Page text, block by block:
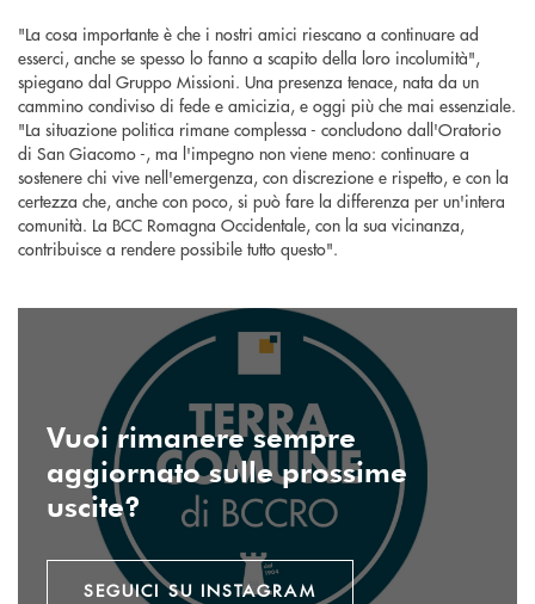
"La cosa importante è che i nostri amici riescano a continuare ad
esserci, anche se spesso lo fanno a scapito della loro incolumità",
spiegano dal Gruppo Missioni. Una presenza tenace, nata da un
cammino condiviso di fede e amicizia, e oggi più che mai essenziale.
"La situazione politica rimane complessa - concludono dall'Oratorio
di San Giacomo -, ma l'impegno non viene meno: continuare a
sostenere chi vive nell'emergenza, con discrezione e rispetto, e con la
certezza che, anche con poco, si può fare la differenza per un'intera
comunità. La BCC Romagna Occidentale, con la sua vicinanza,
contribuisce a rendere possibile tutto questo".
Vuoi rimanere sempre
aggiornato sulle prossime
uscite?
SEGUICI SU INSTAGRAM